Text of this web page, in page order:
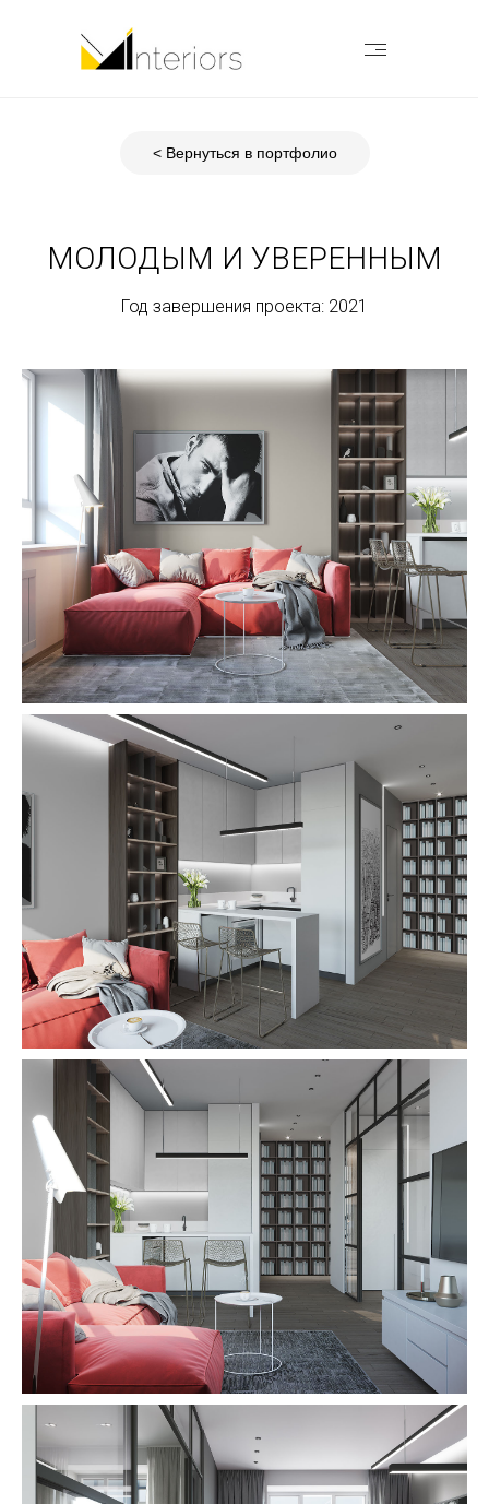
< Вернуться в портфолио
МОЛОДЫМ И УВЕРЕННЫМ
Год завершения проекта: 2021